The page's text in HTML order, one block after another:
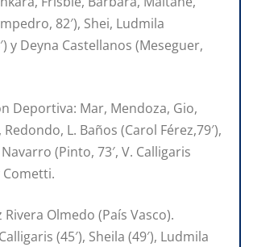
82′), Shei, Ludmila
y Deyna Castellanos (Meseguer,
Deportiva: Mar, Mendoza, Gio,
L. Baños (Carol Férez,79′),
(Pinto, 73′, V. Calligaris
Cometti.
Olmedo (País Vasco).
(45′), Sheila (49′), Ludmila